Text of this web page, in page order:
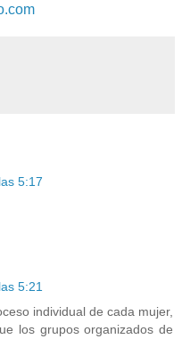
5:17
5:21
individual de cada mujer,
los grupos organizados de